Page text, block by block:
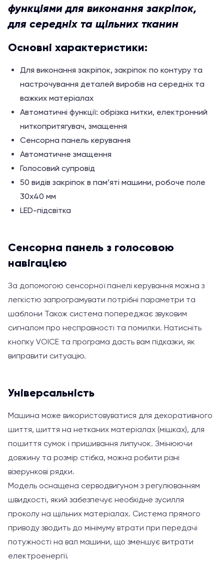
функціями для виконання закріпок,
для середніх та щільних тканин
Основні характеристики:
Для виконання закріпок, закріпок по контуру та
настрочування деталей виробів на середніх та
важких матеріалах
Автоматичні функції: обрізка нитки, електронний
ниткопритягувач, змащення
Сенсорна панель керування
Автоматичне змащення
Голосовий супровід
50 видів закріпок в пам’яті машини, робоче поле
30х40 мм
LED-підсвітка
Сенсорна панель з голосовою
навігацією
За допомогою сенсорної панелі керування можна з
легкістю запрограмувати потрібні параметри та
шаблони Також система попереджає звуковим
сигналом про несправності та помилки. Натисніть
кнопку VOICE та програма дасть вам підказки, як
виправити ситуацію.
Універсальність
Машина може використовуватися для декоративного
шиття, шиття на нетканих матеріалах (мішках), для
пошиття сумок і пришивання липучок. Змінюючи
довжину та розмір стібка, можна робити різні
візерункові рядки.
Модель оснащена серводвигуном з регулюванням
швидкості, який забезпечує необхідне зусилля
проколу на щільних матеріалах. Система прямого
приводу зводить до мінімуму втрати при передачі
потужності на вал машини, що зменшує витрати
електроенергії.